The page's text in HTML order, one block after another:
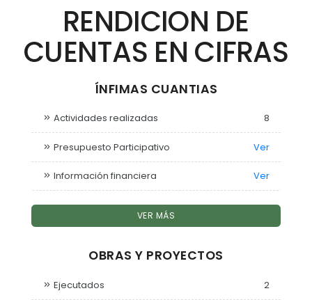
RENDICION DE
CUENTAS EN CIFRAS
ÍNFIMAS CUANTIAS
Actividades realizadas 8
Presupuesto Participativo Ver
Información financiera Ver
VER MÁS
OBRAS Y PROYECTOS
Ejecutados 2